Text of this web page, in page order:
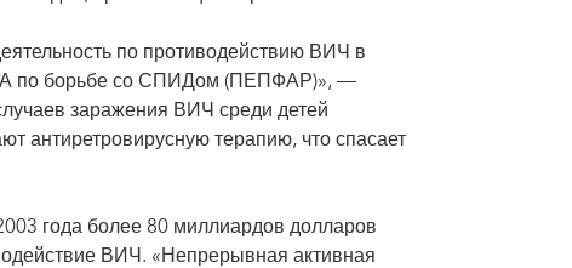
по противодействию ВИЧ в
по борьбе со СПИДом (ПЕПФАР)», —
заражения ВИЧ среди детей
антиретровирусную терапию, что спасает
года более 80 миллиардов долларов
ВИЧ. «Непрерывная активная